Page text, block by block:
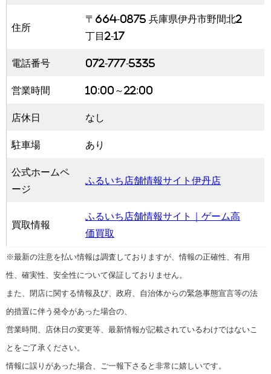
住所
〒664-0875 兵庫県伊丹市野間北2
丁目2-17
電話番号 072-777-5335
営業時間 10:00～22:00
店休日 なし
駐車場 あり
公式ホームペ
ージ
ふるいち店舗情報サイト伊丹店
買取情報
ふるいち店舗情報サイト｜ゲーム高
価買取
※最新の注意を払い情報は調査しておりますが、情報の正確性、有用
性、確実性、安全性について保証しておりません。
また、閉店に関する情報及び、政府、自治体からの緊急事態宣言等の法
的措置に伴う発令があった場合の、
営業時間、店休日の変更等、最新情報が記載されているわけではないこ
とをご了承ください。
情報に誤りがあった場合、ご一報下さると非常に嬉しいです。